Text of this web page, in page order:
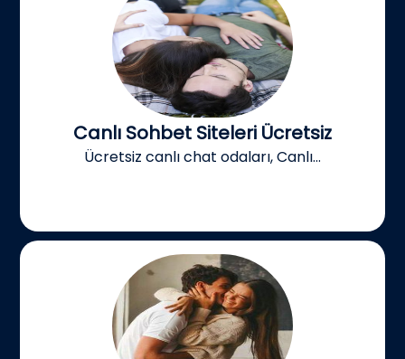
Canlı Sohbet Siteleri Ücretsiz
Ücretsiz canlı chat odaları, Canlı...